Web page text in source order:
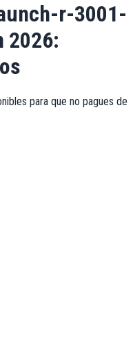
r-3001-
2026:
para que no pagues de